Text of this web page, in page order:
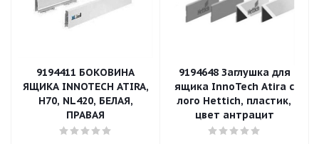
9194411 БОКОВИНА
ЯЩИКА INNOTECH ATIRA,
H70, NL420, БЕЛАЯ,
ПРАВАЯ
9194648 Заглушка для
ящика InnoTech Atira с
лого Hettich, пластик,
цвет антрацит